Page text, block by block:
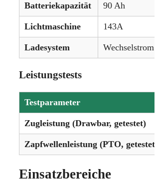
Batteriekapazität 90 Ah
Lichtmaschine 143A
Ladesystem Wechselstrom
Leistungstests
Testparameter
Zugleistung (Drawbar, getestet)
Zapfwellenleistung (PTO, getestet)
Einsatzbereiche